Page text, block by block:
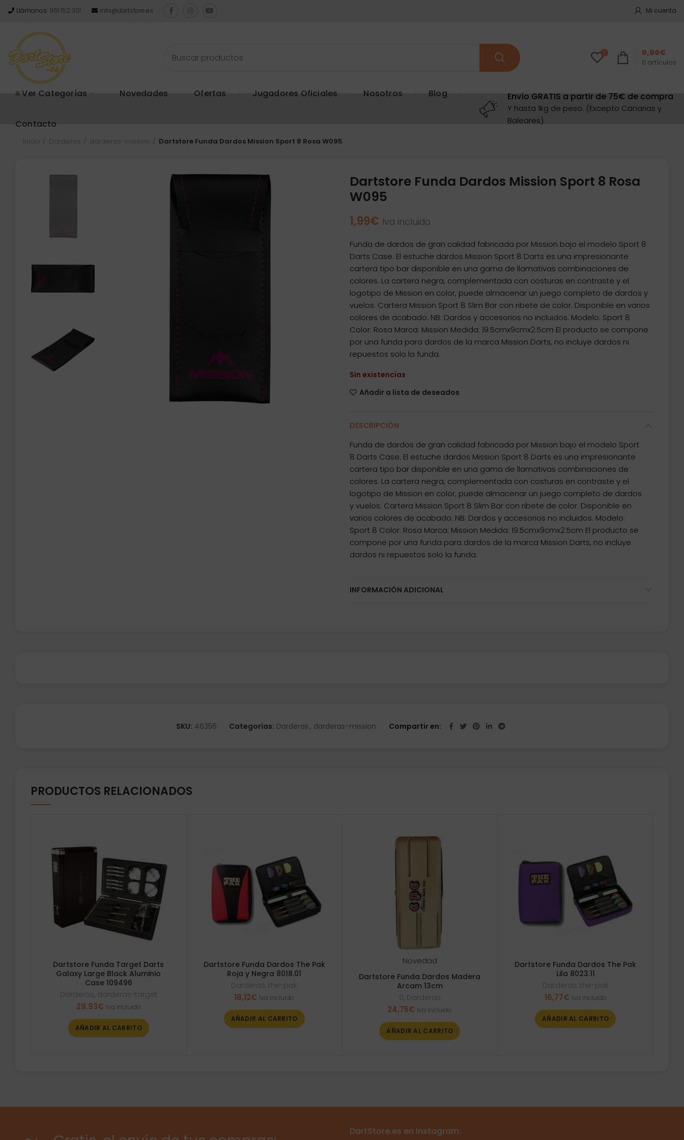
Llámanos: 961 152 301 info@dartstore.es Mi cuenta
0
0 artículos
0,00€
≡ Ver Categorías Novedades Ofertas Jugadores Oficiales Nosotros Blog
Contacto
Envío GRATIS a partir de 75€ de compra
Y hasta 1kg de peso. (Excepto Canarias y
Baleares)
Inicio Darderas darderas-mission Dartstore Funda Dardos Mission Sport 8 Rosa W095
Dartstore Funda Dardos Mission Sport 8 Rosa
W095
1,99€ Iva incluido
Funda de dardos de gran calidad fabricada por Mission bajo el modelo Sport 8
Darts Case. El estuche dardos Mission Sport 8 Darts es una impresionante
cartera tipo bar disponible en una gama de llamativas combinaciones de
colores. La cartera negra, complementada con costuras en contraste y el
logotipo de Mission en color, puede almacenar un juego completo de dardos y
vuelos. Cartera Mission Sport 8 Slim Bar con ribete de color. Disponible en varios
colores de acabado. NB: Dardos y accesorios no incluidos. Modelo: Sport 8
Color: Rosa Marca: Mission Medida: 19.5cmx9cmx2.5cm El producto se compone
por una funda para dardos de la marca Mission Darts, no incluye dardos ni
repuestos solo la funda.
Sin existencias
Añadir a lista de deseados
DESCRIPCIÓN
Funda de dardos de gran calidad fabricada por Mission bajo el modelo Sport
8 Darts Case. El estuche dardos Mission Sport 8 Darts es una impresionante
cartera tipo bar disponible en una gama de llamativas combinaciones de
colores. La cartera negra, complementada con costuras en contraste y el
logotipo de Mission en color, puede almacenar un juego completo de dardos
y vuelos. Cartera Mission Sport 8 Slim Bar con ribete de color. Disponible en
varios colores de acabado. NB: Dardos y accesorios no incluidos. Modelo:
Sport 8 Color: Rosa Marca: Mission Medida: 19.5cmx9cmx2.5cm El producto se
compone por una funda para dardos de la marca Mission Darts, no incluye
dardos ni repuestos solo la funda.
INFORMACIÓN ADICIONAL
SKU: 46356 Categorías: Darderas, darderas-mission Compartir en
PRODUCTOS RELACIONADOS
Dartstore Funda Target Darts
Galaxy Large Black Aluminio
Case 109496
Darderas, darderas-target
29,93€ Iva incluido
AÑADIR AL CARRITO
Dartstore Funda Dardos The Pak
Roja y Negra 8018.01
Darderas,the-pak
18,12€ Iva incluido
AÑADIR AL CARRITO
Novedad
Dartstore Funda Dardos Madera
Arcam 13cm
0, Darderas
24,75€ Iva incluido
AÑADIR AL CARRITO
Dartstore Funda Dardos The Pak
Lila 8023.11
Darderas, the-pak
16,77€ Iva incluido
AÑADIR AL CARRITO
DartStore.es en Instagram: